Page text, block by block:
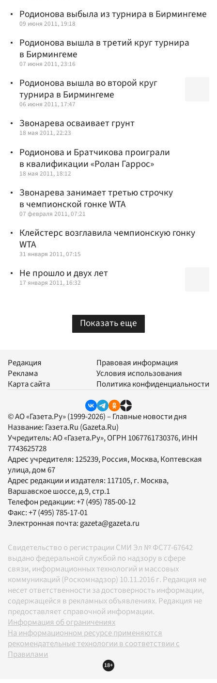
Родионова выбыла из турнира в Бирмингеме
09 июня 2011, 19:18
Родионова вышла в третий круг турнира
в Бирмингеме
07 июня 2011, 23:16
Родионова вышла во второй круг
турнира в Бирмингеме
06 июня 2011, 17:47
Звонарева осваивает грунт
18 мая 2011, 22:23
Родионова и Братчикова проиграли
в квалификации «Ролан Гаррос»
18 мая 2011, 18:12
Звонарева занимает третью строчку
в чемпионской гонке WTA
07 февраля 2011, 07:21
Клейстерс возглавила чемпионскую гонку
WTA
31 января 2011, 07:15
Не прошло и двух лет
17 января 2011, 16:32
Показать еще
Редакция
Реклама
Карта сайта
Правовая информация
Условия использования
Политика конфиденциальности
© АО «Газета.Ру» (1999-2026) – Главные новости дня
Название: Газета.Ru (Gazeta.Ru)
Учредитель:АО «Газета.Ру», ОГРН 1067761730376, ИНН
7743625728
Адрес учредителя: 125239, Россия, Москва, Коптевская
улица, дом 67
Адрес редакции и издателя: 117105, г. Москва,
Варшавское шоссе, д.9, стр.1
Телефон редакции:+7 (495) 785-00-12
Факс:+7 (495) 785-17-01
Электронная почта: gazeta@gazeta.ru
Свидетельство о регистрации СМИ Эл № ФС77-67642
выдано федеральной службой по надзору в сфере
связи, информационных технологий и массовых
коммуникаций (Роскомнадзор) 10.11.2016 г. Редакция не
несет ответственности за достоверность информации,
содержащейся в рекламных объявлениях. Редакция не
предоставляет справочной информации.
Информация об ограничениях
На информационном ресурсе применяются
рекомендательные технологии в соответствии с
Правилами
18+